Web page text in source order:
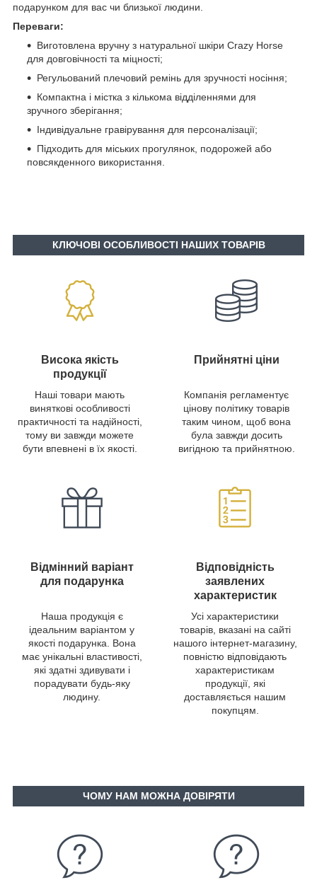
подарунком для вас чи близької людини.
Переваги:
Виготовлена вручну з натуральної шкіри Crazy Horse
для довговічності та міцності;
Регульований плечовий ремінь для зручності носіння;
Компактна і містка з кількома відділеннями для
зручного зберігання;
Індивідуальне гравірування для персоналізації;
Підходить для міських прогулянок, подорожей або
повсякденного використання.
КЛЮЧОВІ ОСОБЛИВОСТІ НАШИХ ТОВАРІВ
Висока якість
продукції
Прийнятні ціни
Наші товари мають
виняткові особливості
практичності та надійності,
тому ви завжди можете
бути впевнені в їх якості.
Компанія регламентує
цінову політику товарів
таким чином, щоб вона
була завжди досить
вигідною та прийнятною.
Відмінний варіант
для подарунка
Відповідність
заявлених
характеристик
Наша продукція є
ідеальним варіантом у
якості подарунка. Вона
має унікальні властивості,
які здатні здивувати і
порадувати будь-яку
людину.
Усі характеристики
товарів, вказані на сайті
нашого інтернет-магазину,
повністю відповідають
характеристикам
продукції, які
доставляється нашим
покупцям.
ЧОМУ НАМ МОЖНА ДОВІРЯТИ